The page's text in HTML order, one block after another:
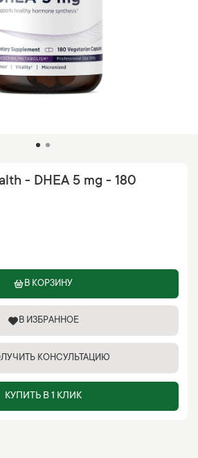
- DHEA 5 mg - 180
В КОРЗИНУ
В ИЗБРАННОЕ
КОНСУЛЬТАЦИЮ
КУПИТЬ В 1 КЛИК